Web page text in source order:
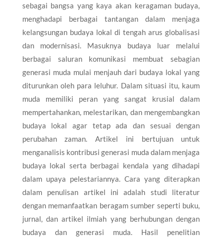
sebagai bangsa yang kaya akan keragaman budaya,
menghadapi berbagai tantangan dalam menjaga
kelangsungan budaya lokal di tengah arus globalisasi
dan modernisasi. Masuknya budaya luar melalui
berbagai saluran komunikasi membuat sebagian
generasi muda mulai menjauh dari budaya lokal yang
diturunkan oleh para leluhur. Dalam situasi itu, kaum
muda memiliki peran yang sangat krusial dalam
mempertahankan, melestarikan, dan mengembangkan
budaya lokal agar tetap ada dan sesuai dengan
perubahan zaman. Artikel ini bertujuan untuk
menganalisis kontribusi generasi muda dalam menjaga
budaya lokal serta berbagai kendala yang dihadapi
dalam upaya pelestariannya. Cara yang diterapkan
dalam penulisan artikel ini adalah studi literatur
dengan memanfaatkan beragam sumber seperti buku,
jurnal, dan artikel ilmiah yang berhubungan dengan
budaya dan generasi muda. Hasil penelitian